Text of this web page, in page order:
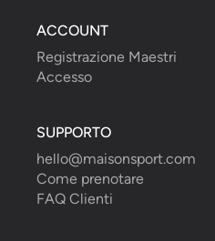
ACCOUNT
Registrazione Maestri
Accesso
SUPPORTO
hello@maisonsport.com
Come prenotare
FAQ Clienti